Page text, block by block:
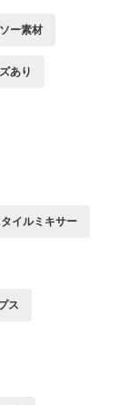
ー素材
あり
イルミキサー
ス